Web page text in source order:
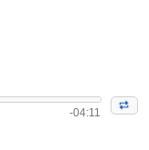
-04:11